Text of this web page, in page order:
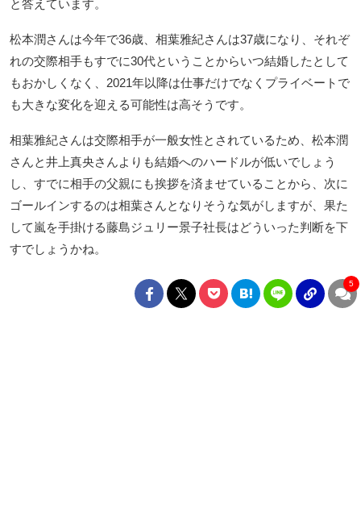
と答えています。
松本潤さんは今年で36歳、相葉雅紀さんは37歳になり、それぞ
れの交際相手もすでに30代ということからいつ結婚したとして
もおかしくなく、2021年以降は仕事だけでなくプライベートで
も大きな変化を迎える可能性は高そうです。
相葉雅紀さんは交際相手が一般女性とされているため、松本潤
さんと井上真央さんよりも結婚へのハードルが低いでしょう
し、すでに相手の父親にも挨拶を済ませていることから、次に
ゴールインするのは相葉さんとなりそうな気がしますが、果た
して嵐を手掛ける藤島ジュリー景子社長はどういった判断を下
すでしょうかね。
5